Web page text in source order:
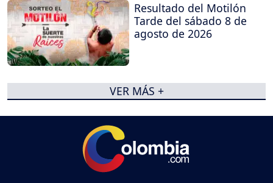
Resultado del Motilón
Tarde del sábado 8 de
agosto de 2026
VER MÁS +